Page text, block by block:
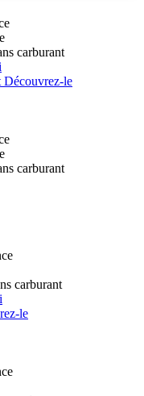
carburant
Découvrez-le
carburant
carburant
i
le